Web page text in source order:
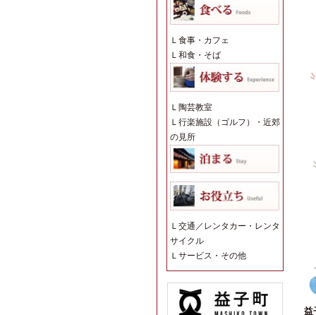
Ｌ 食事・カフェ
Ｌ 和食・そば
Ｌ 陶芸教室
Ｌ 行楽施設（ゴルフ）・近郊
の見所
Ｌ 交通／レンタカー・レンタ
サイクル
Ｌ サービス・その他
益